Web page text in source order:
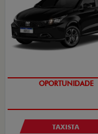
OPORTUNIDADE
TAXISTA